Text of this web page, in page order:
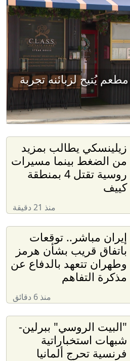
يُتيح لزبائنه تجربة
زيلينسكي يطالب بمزيد
من الضغط بينما مسيرات
روسية تقتل 4 بمنطقة
كييف
منذ 21 دقيقة
إيران مباشر.. توقعات
باتفاق قريب بشأن هرمز
وطهران تتعهد بالدفاع عن
مذكرة التفاهم
منذ 6 دقائق
"البيت الروسي" ببرلين-
شبهات استخباراتية
فرنسية تحرج ألمانيا